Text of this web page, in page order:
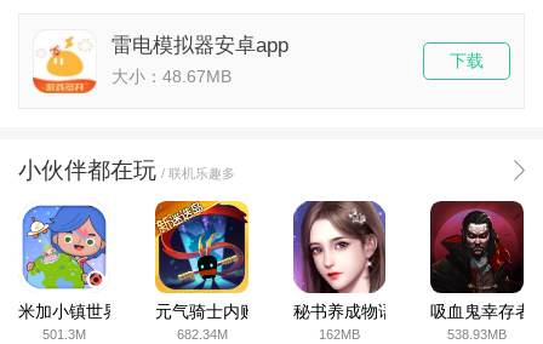
雷电模拟器安卓app
大小：48.67MB
下载
小伙伴都在玩 / 联机乐趣多
米加小镇世界2025官方版
501.3M
元气骑士内购破解版
682.34M
秘书养成物语
162MB
吸血鬼幸存者
538.93MB